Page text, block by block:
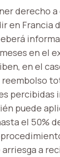
derecho a
en Francia
en el
en el
percibidas
puede
el 50%
a